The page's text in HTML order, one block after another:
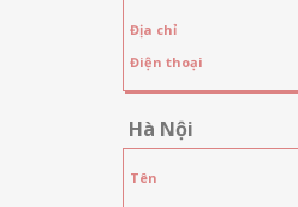
Địa chỉ
Điện thoại
Hà Nội
Tên